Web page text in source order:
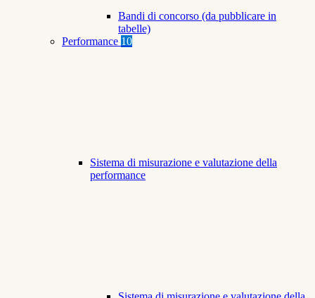
Bandi di concorso (da pubblicare in
tabelle)
Performance 10
Sistema di misurazione e valutazione della
performance